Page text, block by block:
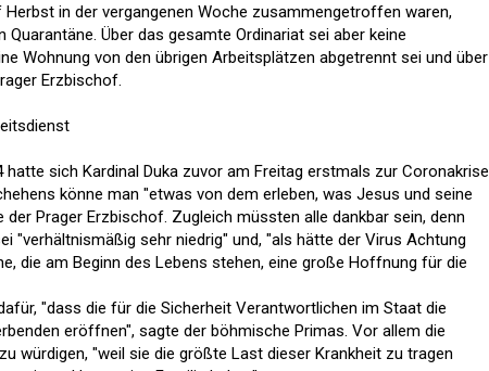
in der vergangenen Woche zusammengetroffen waren,
Über das gesamte Ordinariat sei aber keine
Wohnung von den übrigen Arbeitsplätzen abgetrennt sei und über
Erzbischof.
hatte sich Kardinal Duka zuvor am Freitag erstmals zur Coronakrise
könne man "etwas von dem erleben, was Jesus und seine
Prager Erzbischof. Zugleich müssten alle dankbar sein, denn
"verhältnismäßig sehr niedrig" und, "als hätte der Virus Achtung
die am Beginn des Lebens stehen, eine große Hoffnung für die
"dass die für die Sicherheit Verantwortlichen im Staat die
eröffnen", sagte der böhmische Primas. Vor allem die
würdigen, "weil sie die größte Last dieser Krankheit zu tragen